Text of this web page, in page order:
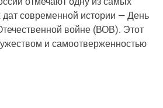
современной истории — День
войне (ВОВ). Этот
и самоотверженностью